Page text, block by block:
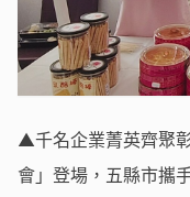
▲千名企業菁英齊聚
會」登場，五縣市攜